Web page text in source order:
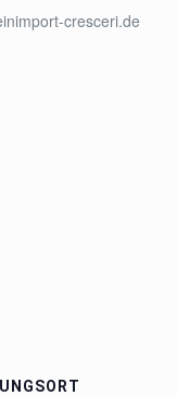
cresceri.de